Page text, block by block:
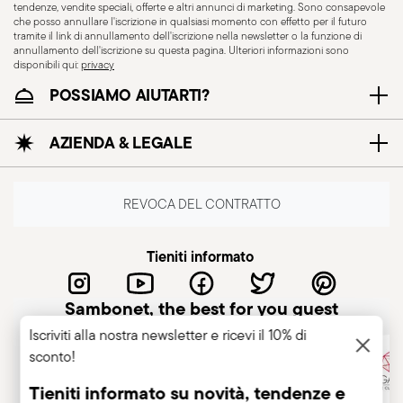
Resistente al lavaggio
in lavastoviglie
maneggiata con attenzione, si riportano di
seguito alcune indicazioni per un utilizzo sicuro.
Uso appropriato: Ogni pezzo di posateria è
progettato per un uso specifico. Non utilizzare la
posateria per scopi impropri. Integrità: Verificare
che la posateria non presenti difetti, come manici
allentati, crepe o altre rotture. Una posateria
tendenze, vendite speciali, offerte e altri annunci di marketing. Sono consapevole
che posso annullare l'iscrizione in qualsiasi momento con effetto per il futuro
tramite il link di annullamento dell'iscrizione nella newsletter o la funzione di
annullamento dell'iscrizione su questa pagina. Ulteriori informazioni sono
disponibili qui:privacy
POSSIAMO AIUTARTI?
AZIENDA & LEGALE
REVOCA DEL CONTRATTO
Tieniti informato
Sambonet, the best for you guest
Iscriviti alla nostra newsletter e ricevi il 10% di
sconto!
Tieniti informato su novità, tendenze e